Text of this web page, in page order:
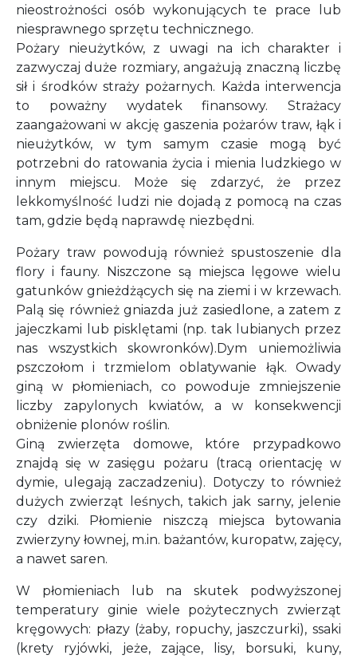
nieostrożności osób wykonujących te prace lub
niesprawnego sprzętu technicznego.
Pożary nieużytków, z uwagi na ich charakter i
zazwyczaj duże rozmiary, angażują znaczną liczbę
sił i środków straży pożarnych. Każda interwencja
to poważny wydatek finansowy. Strażacy
zaangażowani w akcję gaszenia pożarów traw, łąk i
nieużytków, w tym samym czasie mogą być
potrzebni do ratowania życia i mienia ludzkiego w
innym miejscu. Może się zdarzyć, że przez
lekkomyślność ludzi nie dojadą z pomocą na czas
tam, gdzie będą naprawdę niezbędni.
Pożary traw powodują również spustoszenie dla
flory i fauny. Niszczone są miejsca lęgowe wielu
gatunków gnieżdżących się na ziemi i w krzewach.
Palą się również gniazda już zasiedlone, a zatem z
jajeczkami lub pisklętami (np. tak lubianych przez
nas wszystkich skowronków).Dym uniemożliwia
pszczołom i trzmielom oblatywanie łąk. Owady
giną w płomieniach, co powoduje zmniejszenie
liczby zapylonych kwiatów, a w konsekwencji
obniżenie plonów roślin.
Giną zwierzęta domowe, które przypadkowo
znajdą się w zasięgu pożaru (tracą orientację w
dymie, ulegają zaczadzeniu). Dotyczy to również
dużych zwierząt leśnych, takich jak sarny, jelenie
czy dziki. Płomienie niszczą miejsca bytowania
zwierzyny łownej, m.in. bażantów, kuropatw, zajęcy,
a nawet saren.
W płomieniach lub na skutek podwyższonej
temperatury ginie wiele pożytecznych zwierząt
kręgowych: płazy (żaby, ropuchy, jaszczurki), ssaki
(krety ryjówki, jeże, zające, lisy, borsuki, kuny,